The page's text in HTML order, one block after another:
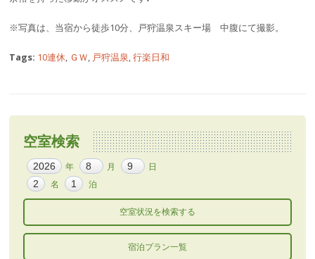
※写真は、当宿から徒歩10分、戸狩温泉スキー場 中腹にて撮影。
Tags: 10連休, ＧＷ, 戸狩温泉,行楽日和
空室検索
年 月
日
名
泊
宿泊プラン一覧